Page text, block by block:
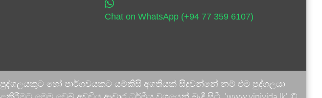
Chat on WhatsApp (+94 77 359 6107)
හෝ පාර්ශවයකට යම්කිසි අගතියක් සිදුවන්නේ නම් එම පුද්ගලයා